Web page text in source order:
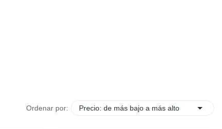
Ordenar por: Precio: de más bajo a más alto 